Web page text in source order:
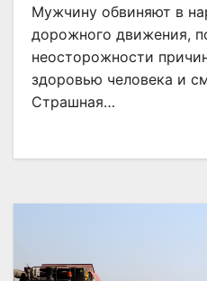
Мужчину обвиняют в
дорожного движения,
неосторожности
здоровью человека и
Страшная…